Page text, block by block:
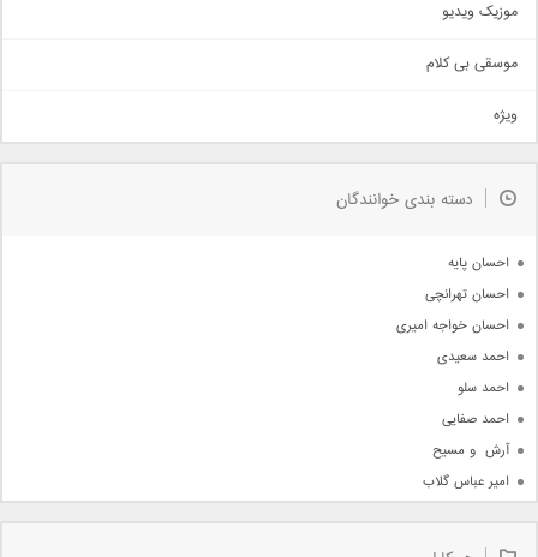
سنتی
اهنگ بندرعباسی
دمو
مذهبی
جدیدترین ها
موزیک ویدیو
موسقی بی کلام
ویژه
دسته بندی خوانندگان
احسان پایه
احسان تهرانچی
احسان خواجه امیری
احمد سعیدی
احمد سلو
احمد صفایی
آرش  و مسیح
امیر عباس گلاب
امیر علی